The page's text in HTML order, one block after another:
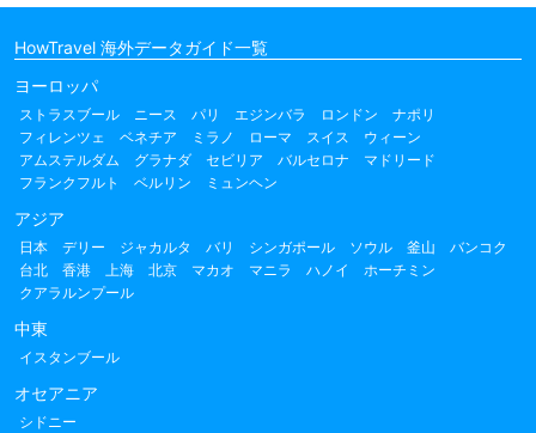
HowTravel 海外データガイド一覧
ヨーロッパ
ストラスブール ニース パリ エジンバラ ロンドン
ナポリ
フィレンツェ
ベネチア ミラノ ローマ スイス
ウィーン
アムステルダム
グラナダ セビリア バルセロナ
マドリード
フランクフルト
ベルリン ミュンヘン
アジア
日本 デリー ジャカルタ バリ シンガポール ソウル 釜山
バンコク
台北
香港 上海 北京 マカオ マニラ ハノイ
ホーチミン
クアラルンプール
中東
イスタンブール
オセアニア
シドニー